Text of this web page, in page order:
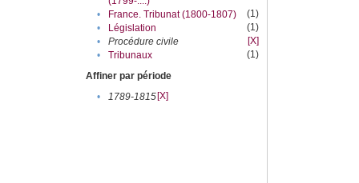
• France. Tribunat (1800-1807)
(1)
•
Législation
(1)
•
Procédure civile
[X]
•
Tribunaux
(1)
Affiner par période
•
1789-1815[X]